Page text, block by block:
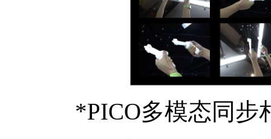
*PICO多模态同步